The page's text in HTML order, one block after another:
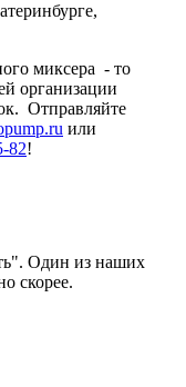
миксера - то
организации
Отправляйте
или
82!
Один из наших
скорее.